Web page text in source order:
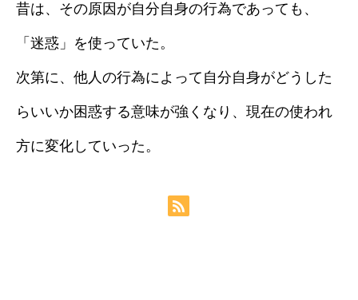
昔は、その原因が自分自身の行為であっても、
「迷惑」を使っていた。
次第に、他人の行為によって自分自身がどうした
らいいか困惑する意味が強くなり、現在の使われ
方に変化していった。